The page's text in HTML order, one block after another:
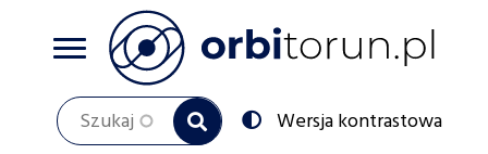
Szukaj
Przełącz
na:
Wersja kontrastowa